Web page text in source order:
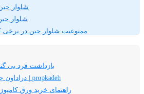
شلوار
شلوار
ممنوعیت شلوار جین در برخی
بازداشت فرد بی
دراداون چیست؟ | پراپ کده | propkadeh
راهنمای خرید ورق